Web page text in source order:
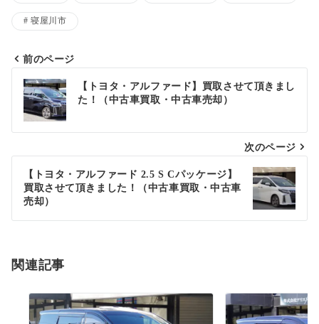
寝屋川市
投
稿
ナ
ビ
ー
シ
ン
前のページ
【トヨタ・アルファード】買取させて頂きまし
た！（中古車買取・中古車売却）
次のページ
【トヨタ・アルファード 2.5 S Cパッケージ】
買取させて頂きました！（中古車買取・中古車
売却）
関連記事